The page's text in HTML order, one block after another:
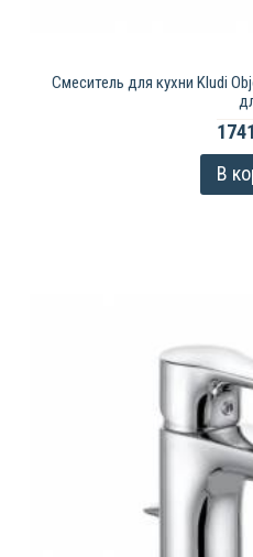
Смеситель для кухни Kludi
В